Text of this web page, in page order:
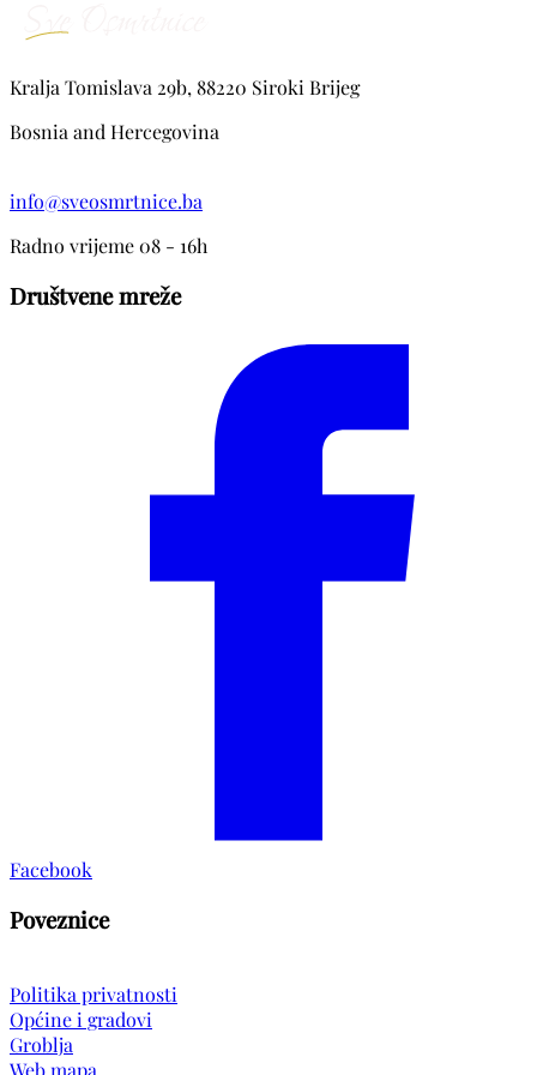
Kralja Tomislava 29b, 88220 Siroki Brijeg
Bosnia and Hercegovina
info@sveosmrtnice.ba
Radno vrijeme 08 - 16h
Društvene mreže
Facebook
Poveznice
Politika privatnosti
Općine i gradovi
Groblja